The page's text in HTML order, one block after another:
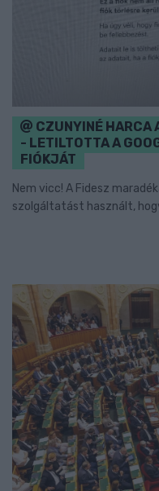
CZUNYINÉ HARCA
- LETILTOTTA A
FIÓKJÁT
Nem vicc! A Fidesz
szolgáltatást használt,